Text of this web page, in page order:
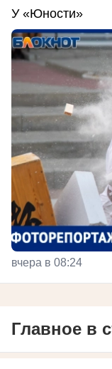
У «Юности»
вчера в 08:24
Главное в